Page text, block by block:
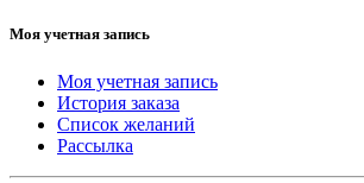
Моя учетная запись
Моя учетная запись
История заказа
Список желаний
Рассылка